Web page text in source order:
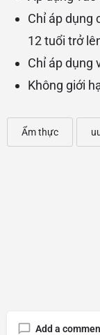
Chỉ áp dụng
12 tuổi trở
Chỉ áp dụng
Không giới
Ẩm thực
Add a